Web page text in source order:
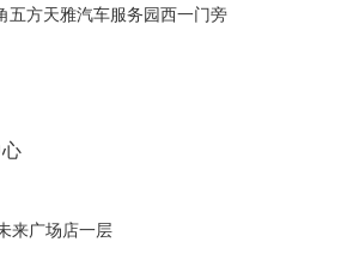
五方天雅汽车服务园西一门旁
来广场店一层